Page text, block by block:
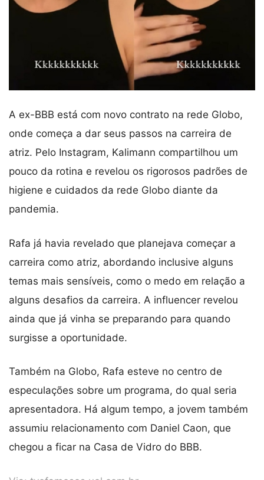
A ex-BBB está com novo contrato na rede Globo,
onde começa a dar seus passos na carreira de
atriz. Pelo Instagram, Kalimann compartilhou um
pouco da rotina e revelou os rigorosos padrões de
higiene e cuidados da rede Globo diante da
pandemia.
Rafa já havia revelado que planejava começar a
carreira como atriz, abordando inclusive alguns
temas mais sensíveis, como o medo em relação a
alguns desafios da carreira. A influencer revelou
ainda que já vinha se preparando para quando
surgisse a oportunidade.
Também na Globo, Rafa esteve no centro de
especulações sobre um programa, do qual seria
apresentadora. Há algum tempo, a jovem também
assumiu relacionamento com Daniel Caon, que
chegou a ficar na Casa de Vidro do BBB.